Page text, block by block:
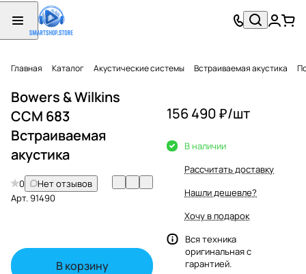
Главная Каталог Акустические системы Встраиваемая акустика
Bowers & Wilkins
CCM 683
Встраиваемая
акустика
0
Нет отзывов
Арт.91490
В корзину
156 490 ₽/шт
В наличии
Рассчитать доставку
Нашли дешевле?
Хочу в подарок
Вся техника
оригинальная с
гарантией.